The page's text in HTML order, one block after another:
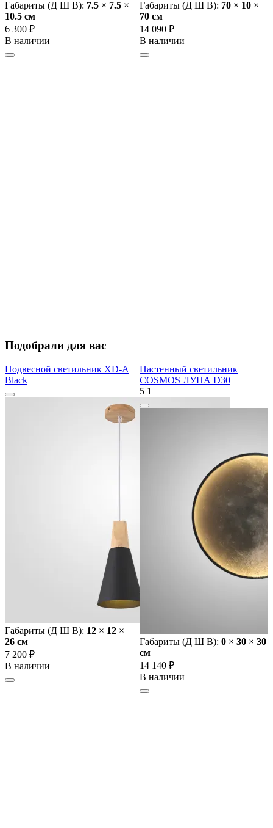
Габариты (Д Ш В): 7.5 × 7.5 ×
10.5 cм
6 300 ₽
В наличии
Габариты (Д Ш В): 70 × 10 ×
70 cм
14 090 ₽
В наличии
Подобрали для вас
Подвесной светильник XD-A
Black
Габариты (Д Ш В): 12 × 12 ×
26 cм
7 200 ₽
В наличии
Настенный светильник
COSMOS ЛУНА D30
5 1
Габариты (Д Ш В): 0 × 30 × 30
cм
14 140 ₽
В наличии